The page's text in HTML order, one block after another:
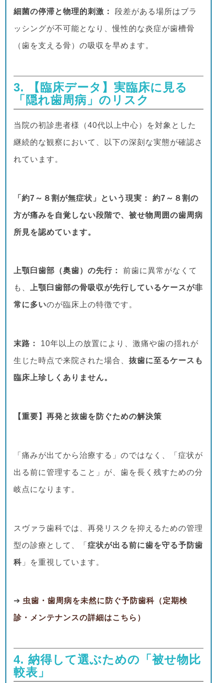
細菌の停滞と物理的刺激： 段差がある場所はブラ
ッシングが不可能となり、慢性的な炎症が歯槽骨
（歯を支える骨）の吸収を早めます。
3. 【臨床データ】実臨床に見る
「隠れ歯周病」のリスク
当院の初診患者様（40代以上中心）を対象とした
継続的な観察において、以下の深刻な実態が確認さ
れています。
「約7～８割が無症状」という現実： 約7～８割の
方が痛みを自覚しない段階で、被せ物周囲の歯周病
所見を認めています。
上顎臼歯部（奥歯）の先行： 前歯に異常がなくて
も、 上顎臼歯部の骨吸収が先行しているケースが非
常に多いのが臨床上の特徴です。
末路： 10年以上の放置により、激痛や歯の揺れが
生じた時点で来院された場合、 抜歯に至るケースも
臨床上珍しくありません。
【重要】再発と抜歯を防ぐための解決策
「痛みが出てから治療する」のではなく、「症状が
出る前に管理すること」が、歯を長く残すための分
岐点になります。
スヴァラ歯科では、再発リスクを抑えるための管理
型の診療として、「 症状が出る前に歯を守る予防歯
科 」を重視しています。
➔ 虫歯・歯周病を未然に防ぐ予防歯科（定期検
診・メンテナンスの詳細はこちら）
4. 納得して選ぶための「被せ物比
較表」